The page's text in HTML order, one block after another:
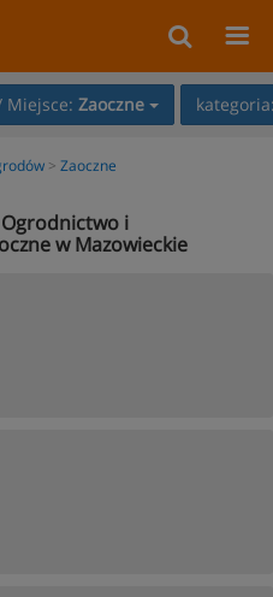
Miejsce: Zaoczne
Zaoczne
i
w Mazowieckie